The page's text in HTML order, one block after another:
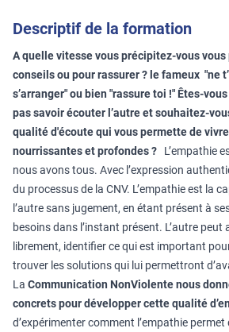
Descriptif de la formation
A quelle vitesse vous précipitez-vous vous
conseils ou pour rassurer ? le fameux "ne
s’arranger" ou bien "rassure toi !" Êtes-
pas savoir écouter l’autre et souhaitez-
qualité d'écoute qui vous permette de
nourrissantes et profondes ? L’empathie
nous avons tous. Avec l’expression
du processus de la CNV. L’empathie est la
l’autre sans jugement, en étant présent à
besoins dans l’instant présent. L’autre peut
librement, identifier ce qui est important
trouver les solutions qui lui permettront
La Communication NonViolentenous
concrets pour développer cette qualité
d’expérimenter comment l’empathie